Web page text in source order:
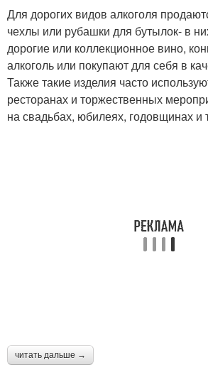
Для дорогих видов алкоголя
чехлы или рубашки для бутылок- в
дорогие или коллекционное вино,
алкоголь или покупают для себя в
Также такие изделия часто
ресторанах и торжественных
на свадьбах, юбилеях, годовщинах и
читать дальше →